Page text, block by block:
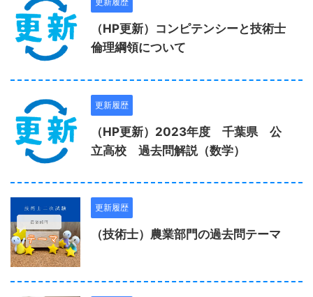
（HP更新）コンピテンシーと技術士
倫理綱領について
更新履歴
（HP更新）2023年度 千葉県 公
立高校 過去問解説（数学）
更新履歴
（技術士）農業部門の過去問テーマ